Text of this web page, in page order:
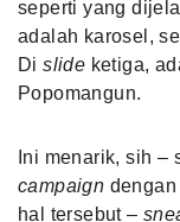
seperti yang
adalah karosel,
Dislide ketiga,
Popomangun.
Ini menarik, sih –
campaign
hal tersebut –